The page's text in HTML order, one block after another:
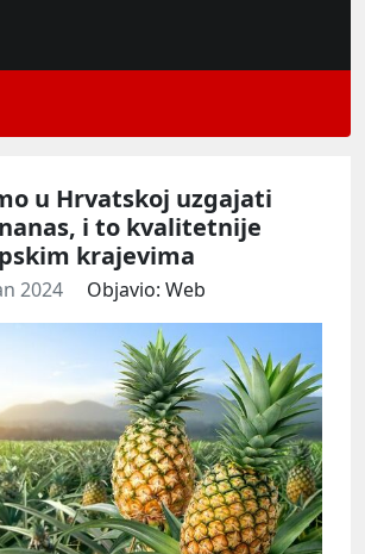
u Hrvatskoj uzgajati
i to kvalitetnije
krajevima
2024 Objavio: Web